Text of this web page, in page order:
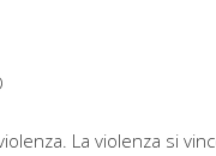
La violenza si